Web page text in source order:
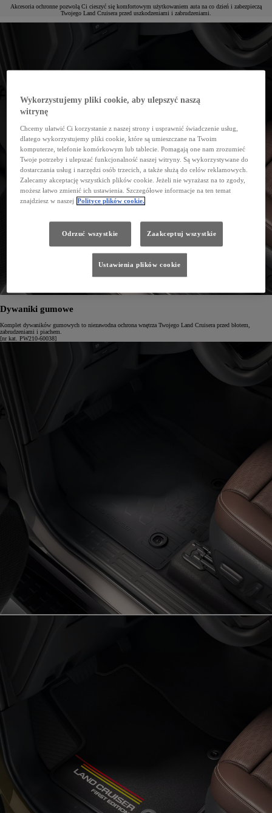
Akcesoria ochronne pozwolą Ci cieszyć się komfortowym użytkowaniem auta na co dzień i zabezpieczą
Twojego Land Cruisera przed uszkodzeniami i zabrudzeniami.
Dywaniki gumowe
Komplet dywaników gumowych to niezawodna ochrona wnętrza Twojego Land Cruisera przed błotem,
zabrudzeniami i piachem.
[nr kat. PW210-60038]
Wykorzystujemy pliki cookie, aby ulepszyć naszą
witrynę
Chcemy ułatwić Ci korzystanie z naszej strony i usprawnić świadczenie usług,
dlatego wykorzystujemy pliki cookie, które są umieszczane na Twoim
komputerze, telefonie komórkowym lub tablecie. Pomagają one nam zrozumieć
Twoje potrzeby i ulepszać funkcjonalność naszej witryny. Są wykorzystywane do
dostarczania usług i narzędzi osób trzecich, a także służą do celów reklamowych.
Zalecamy akceptację wszystkich plików cookie. Jeżeli nie wyrażasz na to zgody,
możesz łatwo zmienić ich ustawienia. Szczegółowe informacje na ten temat
znajdziesz w naszej Polityce plików cookie.
Odrzuć wszystkie Zaakceptuj wszystkie
Ustawienia plików cookie